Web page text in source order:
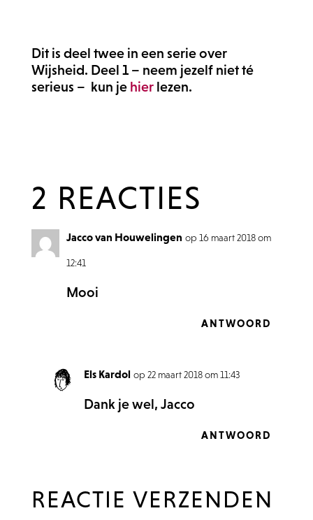
Dit is deel twee in een serie over
Wijsheid. Deel 1 – neem jezelf niet té
serieus – kun je hierlezen.
2 REACTIES
Jacco van Houwelingen op 16 maart 2018 om
12:41
Mooi
ANTWOORD
Els Kardol op 22 maart 2018 om 11:43
Dank je wel, Jacco
ANTWOORD
REACTIE VERZENDEN